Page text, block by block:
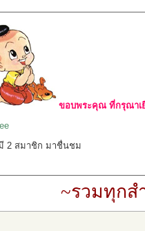
ขอบพระคุณ ที่กรุณาเ
2 สมาชิก มาชื่นชม
~รวมทุกส